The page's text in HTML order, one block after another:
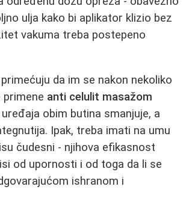
ulja kako bi aplikator klizio bez
vakuma treba postepeno
da im se nakon nekoliko
primene anti celulit masažom
obim butina smanjuje, a
Ipak, treba imati na umu
čudesni - njihova efikasnost
od upornosti i od toga da li se
ishranom i